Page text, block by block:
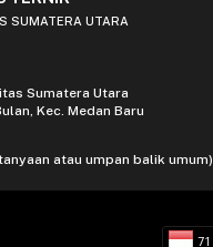
SUMATERA UTARA
Sumatera Utara
Kec. Medan Baru
atau umpan balik umum)